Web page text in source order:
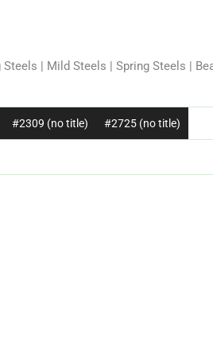
| Mild Steels | Spring Steels |
#2309 (no title) #2725 (no title)